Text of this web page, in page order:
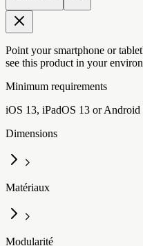
Point your smartphone or
see this product in your
Minimum requirements
iOS 13, iPadOS 13 or
Dimensions
Matériaux
Modularité